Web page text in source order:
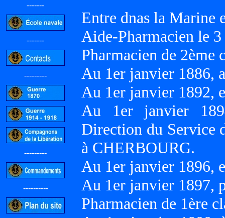
-------
-------
---------
---------
----------
Entre dnas la Marine
Aide-Pharmacien le
Pharmacien de 2ème
Au 1er janvier 1886,
Au 1er janvier 1892,
Au 1er janvier
Direction du Service
à CHERBOURG.
Au 1er janvier 1896,
Au 1er janvier 1897,
Pharmacien de 1ère